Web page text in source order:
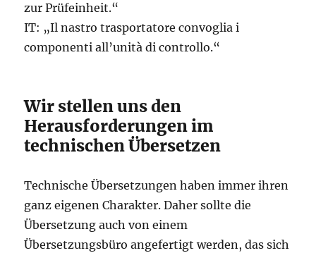
zur Prüfeinheit.“
IT: „Il nastro trasportatore convoglia i
componenti all’unità di controllo.“
Wir stellen uns den
Herausforderungen im
technischen Übersetzen
Technische Übersetzungen haben immer ihren
ganz eigenen Charakter. Daher sollte die
Übersetzung auch von einem
Übersetzungsbüro angefertigt werden, das sich